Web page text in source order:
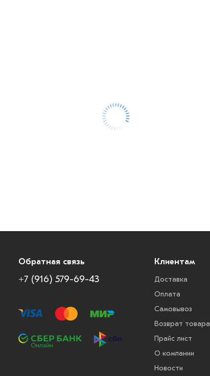
Обратная связь
+7 (916) 579-69-43
Клиентам
Доставка
Оплата
Самовывоз
Возврат товара
Прайс лист
О компании
Новости